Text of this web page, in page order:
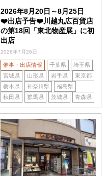
2026年8月20日～8月25日
❤️出店予告❤️川越丸広百貨店
の第18回「東北物産展」に初
出店
2026年7月26日
催事・出店情報 千葉県
埼玉県
宮城県
山形県 岩手県
東京都
栃木県
神奈川県
福島県
秋田県
群馬県 茨城県 青森県